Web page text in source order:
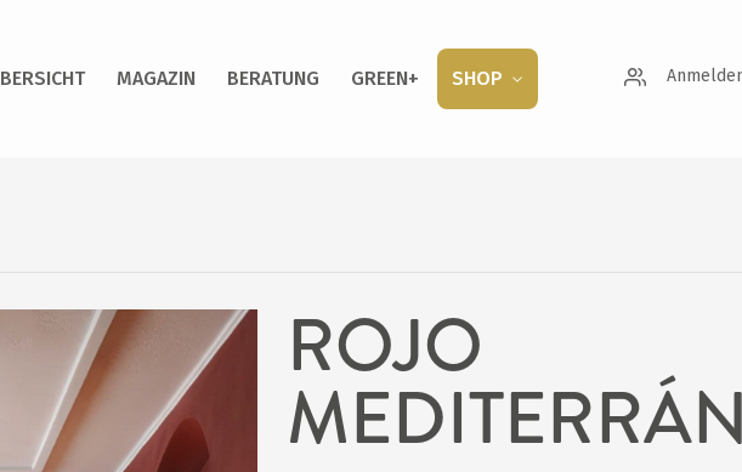
MAGAZIN BERATUNG GREEN+ SHOP
ROJO